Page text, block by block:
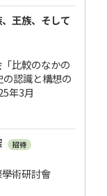
王族、そして
比較のなかの
認識と構想の
年3月
招待
術研討會